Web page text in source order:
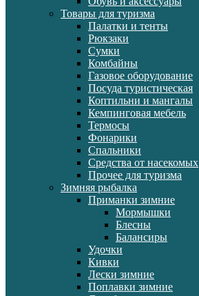
Товары для туризма
Палатки и тенты
Рюкзаки
Сумки
Комбайны
Газовое оборудование
Посуда туристическая
Коптильни и мангалы
Кемпинговая мебель
Термосы
Фонарики
Спальники
Средства от насекомых
Прочее для туризма
Зимняя рыбалка
Приманки зимние
Мормышки
Блесны
Балансиры
Удочки
Кивки
Лески зимние
Поплавки зимние